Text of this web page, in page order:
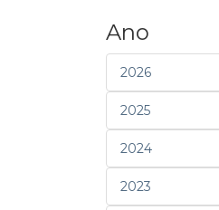
Ano
2026
2025
2024
2023